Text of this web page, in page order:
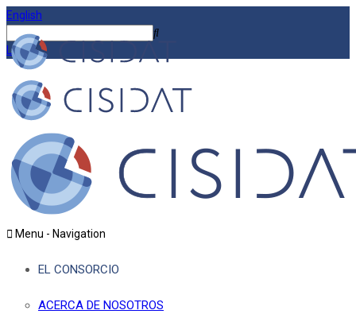
English
Login
Menu - Navigation
EL CONSORCIO
ACERCA DE NOSOTROS